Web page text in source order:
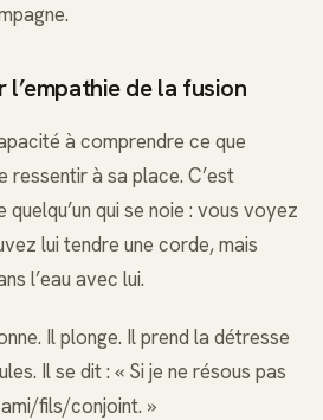
l’empathie de la fusion
à comprendre ce que
ressentir à sa place. C’est
qui se noie : vous voyez
lui tendre une corde, mais
l’eau avec lui.
Il plonge. Il prend la détresse
Il se dit : « Si je ne résous pas
fils/conjoint. »